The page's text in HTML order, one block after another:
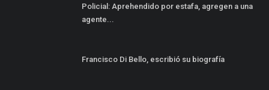
Policial: Aprehendido por estafa, agregen a una
agente...
Francisco Di Bello, escribió su biografía